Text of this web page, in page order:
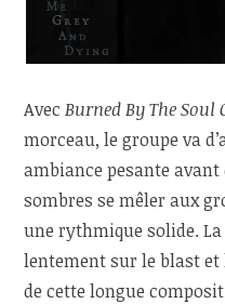
AvecBurned By The Soul
morceau, le groupe va
ambiance pesante
sombres se mêler aux
une rythmique solide.
lentement sur le blast
de cette longue